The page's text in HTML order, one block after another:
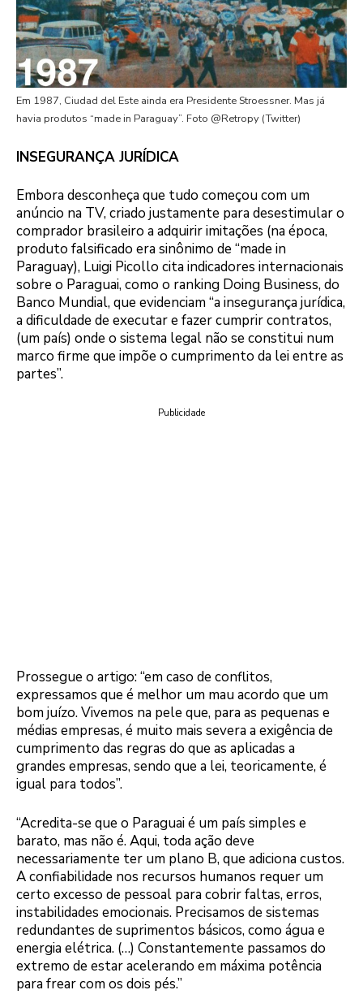
Em 1987, Ciudad del Este ainda era Presidente Stroessner. Mas já
havia produtos “made in Paraguay”. Foto @Retropy (Twitter)
INSEGURANÇA JURÍDICA
Embora desconheça que tudo começou com um
anúncio na TV, criado justamente para desestimular o
comprador brasileiro a adquirir imitações (na época,
produto falsificado era sinônimo de “made in
Paraguay), Luigi Picollo cita indicadores internacionais
sobre o Paraguai, como o ranking Doing Business, do
Banco Mundial, que evidenciam “a insegurança jurídica,
a dificuldade de executar e fazer cumprir contratos,
(um país) onde o sistema legal não se constitui num
marco firme que impõe o cumprimento da lei entre as
partes”.
Publicidade
Prossegue o artigo: “em caso de conflitos,
expressamos que é melhor um mau acordo que um
bom juízo. Vivemos na pele que, para as pequenas e
médias empresas, é muito mais severa a exigência de
cumprimento das regras do que as aplicadas a
grandes empresas, sendo que a lei, teoricamente, é
igual para todos”.
“Acredita-se que o Paraguai é um país simples e
barato, mas não é. Aqui, toda ação deve
necessariamente ter um plano B, que adiciona custos.
A confiabilidade nos recursos humanos requer um
certo excesso de pessoal para cobrir faltas, erros,
instabilidades emocionais. Precisamos de sistemas
redundantes de suprimentos básicos, como água e
energia elétrica. (…) Constantemente passamos do
extremo de estar acelerando em máxima potência
para frear com os dois pés.”